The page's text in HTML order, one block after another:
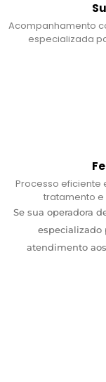
Acompanhamento
especializada
Processo eficiente
tratamento
Se sua operadora
especializado
atendimento